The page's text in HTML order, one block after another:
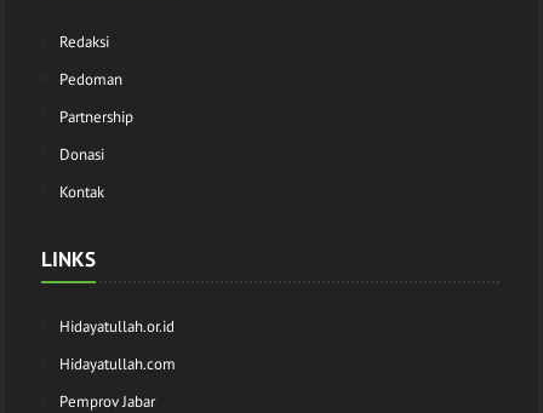
Redaksi
Pedoman
Partnership
Donasi
Kontak
LINKS
Hidayatullah.or.id
Hidayatullah.com
Pemprov Jabar